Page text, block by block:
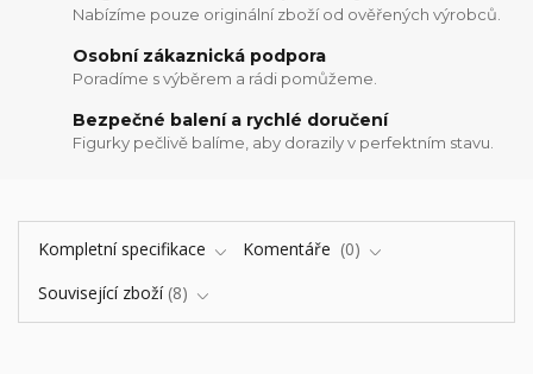
Nabízíme pouze originální zboží od ověřených výrobců.
Osobní zákaznická podpora
Poradíme s výběrem a rádi pomůžeme.
Bezpečné balení a rychlé doručení
Figurky pečlivě balíme, aby dorazily v perfektním stavu.
Kompletní specifikace Komentáře
0
Související zboží 8